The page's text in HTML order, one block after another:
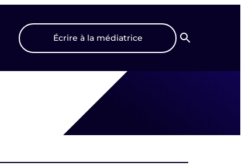
Écrire à la médiatrice
Recherche